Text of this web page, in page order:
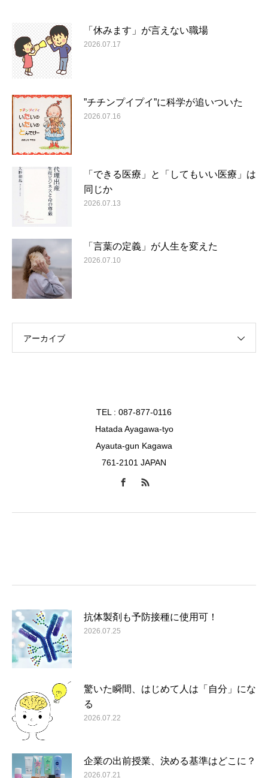
「休みます」が言えない職場
2026.07.17
”チチンプイプイ”に科学が追いついた
2026.07.16
「できる医療」と「してもいい医療」は
同じか
2026.07.13
「言葉の定義」が人生を変えた
2026.07.10
アーカイブ
TEL : 087-877-0116
Hatada Ayagawa-tyo
Ayauta-gun Kagawa
761-2101 JAPAN
抗体製剤も予防接種に使用可！
2026.07.25
驚いた瞬間、はじめて人は「自分」にな
る
2026.07.22
企業の出前授業、決める基準はどこに？
2026.07.21